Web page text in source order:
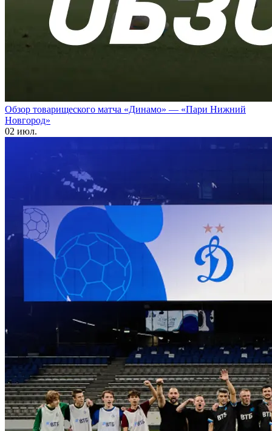
Обзор товарищеского матча «Динамо» — «Пари Нижний
Новгород»
02 июл.